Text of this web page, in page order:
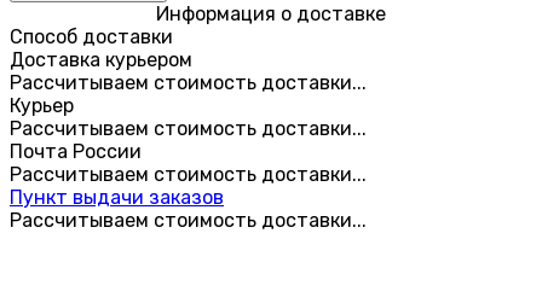
Информация о доставке
Способ доставки
Доставка курьером
Рассчитываем стоимость доставки...
Курьер
Рассчитываем стоимость доставки...
Почта России
Рассчитываем стоимость доставки...
Пункт выдачи заказов
Рассчитываем стоимость доставки...